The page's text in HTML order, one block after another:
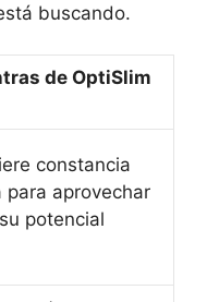
buscando.
de OptiSlim
constancia
para aprovechar
potencial